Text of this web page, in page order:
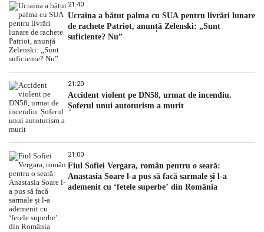
21:40
Ucraina a bătut palma cu SUA pentru livrări lunare
de rachete Patriot, anunță Zelenski: „Sunt
suficiente? Nu”
21:20
Accident violent pe DN58, urmat de incendiu.
Șoferul unui autoturism a murit
21:00
Fiul Sofiei Vergara, român pentru o seară:
Anastasia Soare l-a pus să facă sarmale și l-a
ademenit cu ‘fetele superbe’ din România